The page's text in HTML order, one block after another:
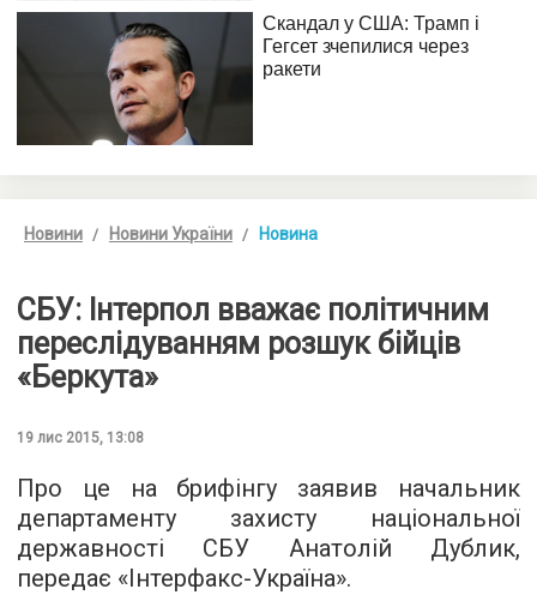
Новини Новини України Новина
СБУ: Інтерпол вважає політичним
переслідуванням розшук бійців
«Беркута»
19 лис 2015, 13:08
Про це на брифінгу заявив начальник
департаменту захисту національної
державності СБУ Анатолій Дублик,
передає «Інтерфакс-Україна».